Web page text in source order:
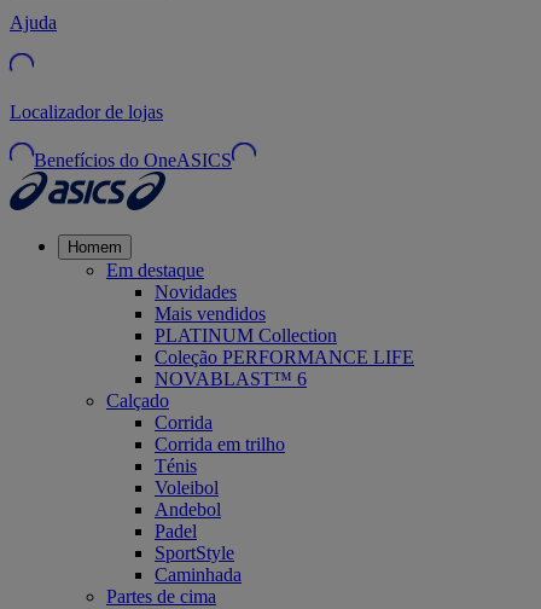
Ajuda
Localizador de lojas
Benefícios do OneASICS
Homem
Em destaque
Novidades
Mais vendidos
PLATINUM Collection
Coleção PERFORMANCE LIFE
NOVABLAST™ 6
Calçado
Corrida
Corrida em trilho
Ténis
Voleibol
Andebol
Padel
SportStyle
Caminhada
Partes de cima